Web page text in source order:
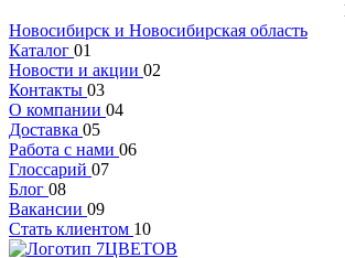
Новосибирск и Новосибирская область
Каталог 01
Новости и акции 02
Контакты 03
О компании 04
Доставка 05
Работа с нами 06
Глоссарий 07
Блог 08
Вакансии 09
Стать клиентом 10